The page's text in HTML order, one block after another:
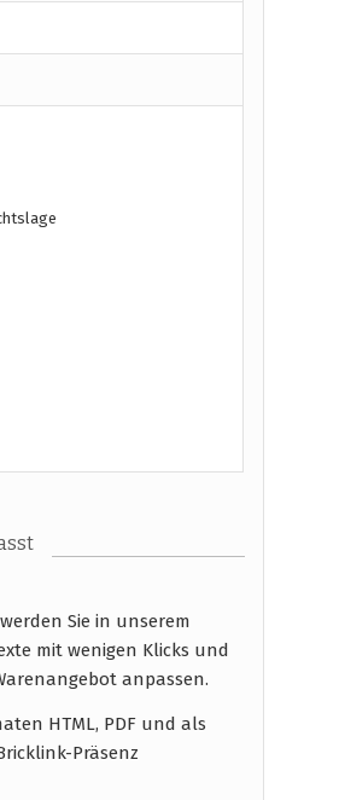
Sie in unserem
mit wenigen Klicks und
anpassen.
HTML, PDF und als
Präsenz